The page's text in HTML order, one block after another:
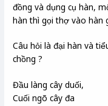
đồng và dụng cụ hàn,
hàn thì gọi thợ vào hàn
Câu hỏi là đại hàn và
chồng ?
Đầu làng cây duối,
Cuối ngõ cây đa